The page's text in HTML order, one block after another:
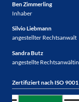
Ben Zimmerling
Inhaber
Silvio Liebmann
angestellter Rechtsanwalt
Sandra Butz
angestellte Rechtsanwältin
Zertifiziert nach ISO 9001